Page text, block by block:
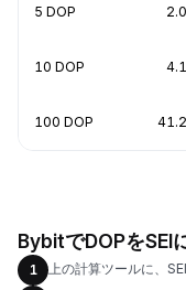
5 DOP
10 DOP
100 DOP
BybitでDOPをSEI
1
上の計算ツールに、